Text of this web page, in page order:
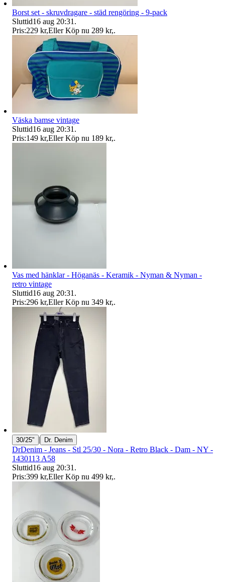
Borst set - skruvdragare - städ rengöring - 9-pack
Sluttid16 aug 20:31 .
Pris:229 kr,Eller Köp nu 289 kr,.
Väska bamse vintage
Sluttid16 aug 20:31 .
Pris:149 kr,Eller Köp nu 189 kr,.
Vas med hänklar - Höganäs - Keramik - Nyman & Nyman -
retro vintage
Sluttid16 aug 20:31 .
Pris:296 kr,Eller Köp nu 349 kr,.
30/25" | Dr. Denim
DrDenim - Jeans - Stl 25/30 - Nora - Retro Black - Dam - NY -
1430113 A58
Sluttid16 aug 20:31 .
Pris:399 kr,Eller Köp nu 499 kr,.